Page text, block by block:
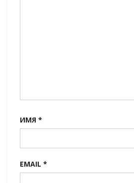
ИМЯ *
EMAIL *